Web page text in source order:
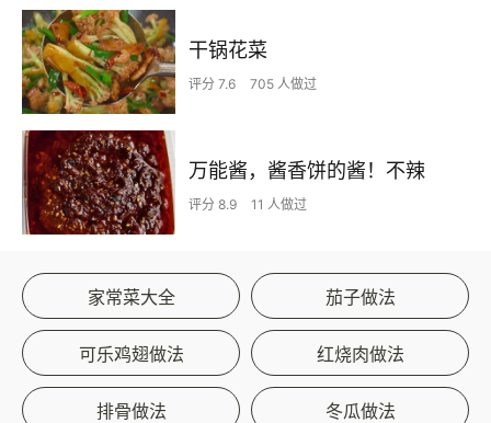
干锅花菜
评分 7.6 705 人做过
万能酱，酱香饼的酱！不辣
评分 8.9 11 人做过
家常菜大全 茄子做法
可乐鸡翅做法 红烧肉做法
排骨做法 冬瓜做法